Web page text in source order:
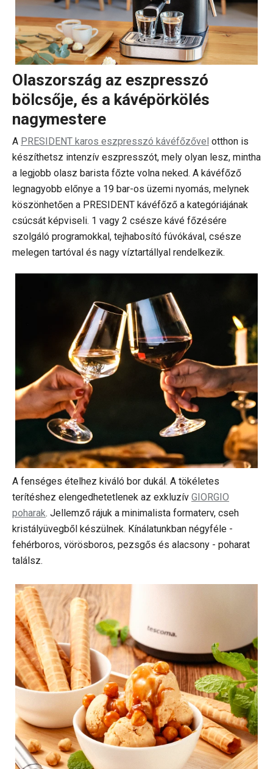
Olaszország az eszpresszó
bölcsője, és a kávépörkölés
nagymestere
A PRESIDENT karos eszpresszó kávéfőzővel otthon is
készíthetsz intenzív eszpresszót, mely olyan lesz, mintha
a legjobb olasz barista főzte volna neked. A kávéfőző
legnagyobb előnye a 19 bar-os üzemi nyomás, melynek
köszönhetően a PRESIDENT kávéfőző a kategóriájának
csúcsát képviseli. 1 vagy 2 csésze kávé főzésére
szolgáló programokkal, tejhabosító fúvókával, csésze
melegen tartóval és nagy víztartállyal rendelkezik.
A fenséges ételhez kiváló bor dukál. A tökéletes
terítéshez elengedhetetlenek az exkluzív GIORGIO
poharak. Jellemző rájuk a minimalista formaterv, cseh
kristályüvegből készülnek. Kínálatunkban négyféle -
fehérboros, vörösboros, pezsgős és alacsony - poharat
találsz.